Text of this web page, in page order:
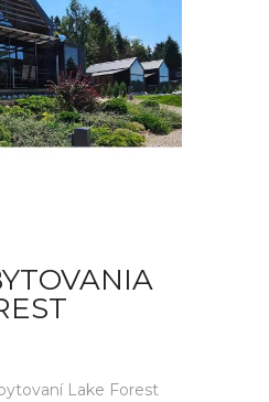
Lake Forest